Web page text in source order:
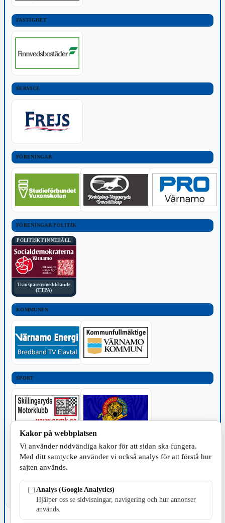
FASTIGHET
SERVICE
FÖRENINGAR
FÖRENINGAR POLITIK
POLITISKT INNEHÅLL
Transparensmeddelande
(TTPA)
KOMMUNEN
SPORT
TILLVERKNING
Kakor på webbplatsen
Vi använder nödvändiga kakor för att sidan ska fungera.
Med ditt samtycke använder vi också analys för att förstå hur
sajten används.
Analys (Google Analytics)
Hjälper oss se sidvisningar, navigering och hur annonser
används.